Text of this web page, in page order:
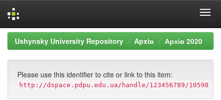
Skip
navigation
Ushynsky University Repository Apxiв Архів 2020
Please use this identifier to cite or link to this item:
http://dspace.pdpu.edu.ua/handle/123456789/10598